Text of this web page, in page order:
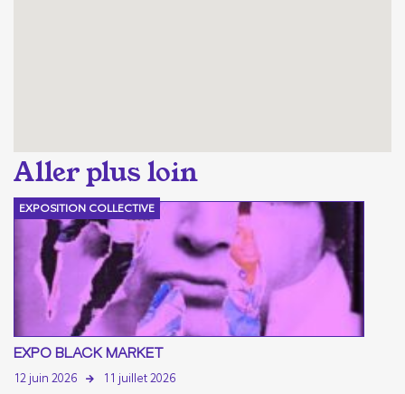
EXPOSITION COLLECTIVE
EXPO BLACK MARKET
12 juin 2026 11 juillet 2026